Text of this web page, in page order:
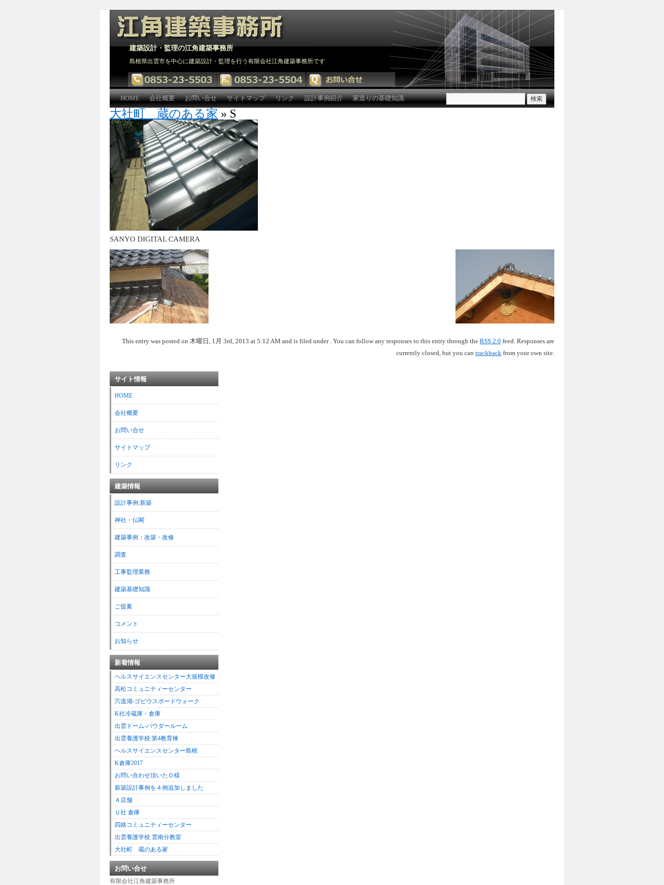
建築設計・監理の江角建築事務所
島根県出雲市を中心に建築設計・監理を行う有限会社江角建築事務所です
HOME 会社概要 お問い合せ サイトマップ リンク 設計事例紹介 家造りの基礎知識
大社町 蔵のある家 » S
SANYO DIGITAL CAMERA
This entry was posted on 木曜日, 1月 3rd, 2013 at 5:12 AM and is filed under . You can follow any responses to this entry through the RSS 2.0 feed. Responses are
currently closed, but you can trackback from your own site.
サイト情報
HOME
会社概要
お問い合せ
サイトマップ
リンク
建築情報
設計事例:新築
神社・仏閣
建築事例：改築・改修
調査
工事監理業務
建築基礎知識
ご提案
コメント
お知らせ
新着情報
ヘルスサイエンスセンター大規模改修
高松コミュニティーセンター
宍道湖-ゴビウスボードウォーク
K社冷蔵庫・倉庫
出雲ドーム-パウダールーム
出雲養護学校 第4教育棟
ヘルスサイエンスセンター島根
K倉庫2017
お問い合わせ頂いたＯ様
新築設計事例を４例追加しました
Ａ店舗
Ｕ社 倉庫
四絡コミュニティーセンター
出雲養護学校 雲南分教室
大社町 蔵のある家
お問い合せ
有限会社江角建築事務所